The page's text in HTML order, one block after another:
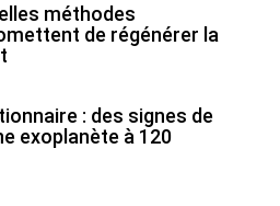
méthodes
de régénérer la
: des signes de
exoplanète à 120